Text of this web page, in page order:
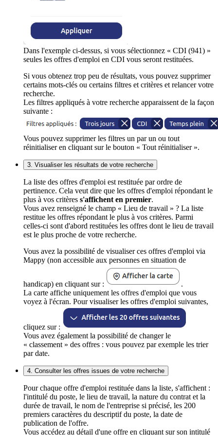
Dans l'exemple ci-dessus, si vous sélectionnez « CDI (941) »
seules les offres d'emploi en CDI vous seront restituées.
Si vous obtenez trop peu de résultats, vous pouvez supprimer
certains mots-clés ou certains filtres et critères et relancer votre
recherche.
Les filtres appliqués à votre recherche apparaissent de la façon
suivante :
Vous pouvez supprimer les filtres un par un ou tout
réinitialiser en cliquant sur le bouton « Tout réinitialiser ».
3. Visualiser les résultats de votre recherche
La liste des offres d'emploi est restituée par ordre de
pertinence. Cela veut dire que les offres d'emploi répondant le
plus à vos critères s'affichent en premier.
Vous avez renseigné le champ « Lieu de travail » ? La liste
restitue les offres répondant le plus à vos critères. Parmi
celles-ci sont d'abord restituées les offres dont le lieu de travail
est le plus proche de votre recherche.
Vous avez la possibilité de visualiser ces offres d'emploi via
Mappy (non accessible aux personnes en situation de
handicap) en cliquant sur :
.
La carte affiche uniquement les offres d'emploi que vous
voyez à l'écran. Pour visualiser les offres d'emploi suivantes,
cliquez sur :
Vous avez également la possibilité de changer le
« classement » des offres : vous pouvez par exemple les trier
par date.
4. Consulter les offres issues de votre recherche
Pour chaque offre d'emploi restituée dans la liste, s'affichent :
l'intitulé du poste, le lieu de travail, la nature du contrat et la
durée de travail, le nom de l'entreprise si précisé, les 200
premiers caractères du descriptif du poste, la date de
publication de l'offre.
Vous accédez au détail d'une offre en cliquant sur son intitulé